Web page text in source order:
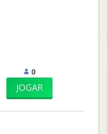
0
JOGAR